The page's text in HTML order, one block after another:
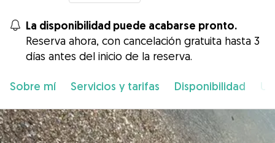
La disponibilidad puede acabarse pronto.
Reserva ahora, con cancelación gratuita hasta 3
días antes del inicio de la reserva.
Sobre mí Servicios y tarifas Disponibilidad